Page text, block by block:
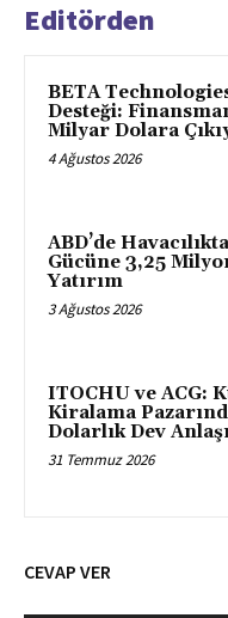
Editörden
BETA
Desteği:
Milyar Dolara
4 Ağustos 2026
ABD’de
Gücüne 3,25
Yatırım
3 Ağustos 2026
ITOCHU ve ACG:
Kiralama
Dolarlık Dev
31 Temmuz 2026
CEVAP VER